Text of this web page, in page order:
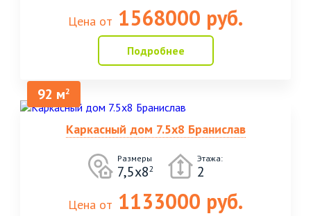
Цена от 1568000 руб.
Подробнее
92 м2
Каркасный дом 7.5х8 Бранислав
Размеры
7,5х82
Этажа:
2
Цена от 1133000 руб.